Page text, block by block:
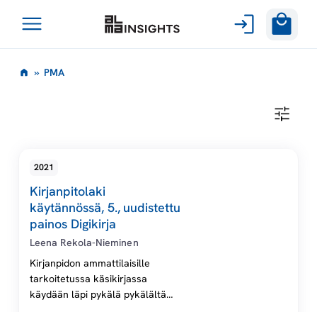
sisältöön
Avaa
P» PMA
2021
Kirjanpitolaki
käytännössä, 5., uudistettu
painos Digikirja
Leena Rekola-Nieminen
Kirjanpidon ammattilaisille
tarkoitetussa käsikirjassa
käydään läpi pykälä pykälältä